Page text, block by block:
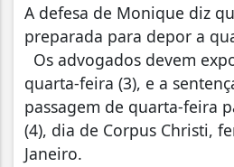
A defesa de Monique diz
preparada para depor a
Os advogados devem
quarta-feira (3), e a
passagem de quarta-feira
(4), dia de Corpus Christi,
Janeiro.